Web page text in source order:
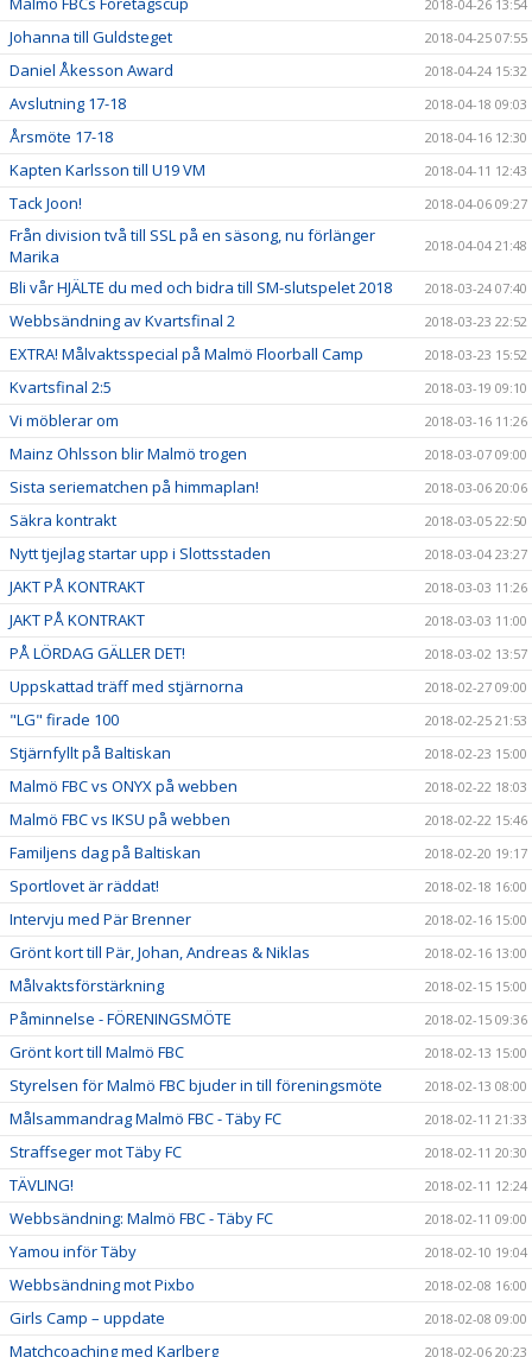
2018-04-26 13:54
Johanna till Guldsteget 2018-04-25 07:55
Daniel Åkesson Award 2018-04-24 15:32
Avslutning 17-18 2018-04-18 09:03
Årsmöte 17-18 2018-04-16 12:30
Kapten Karlsson till U19 VM 2018-04-11 12:43
Tack Joon! 2018-04-06 09:27
Från division två till SSL på en säsong, nu förlänger
Marika
2018-04-04 21:48
Bli vår HJÄLTE du med och bidra till SM-slutspelet 2018 2018-03-24 07:40
Webbsändning av Kvartsfinal 2 2018-03-23 22:52
EXTRA! Målvaktsspecial på Malmö Floorball Camp 2018-03-23 15:52
Kvartsfinal 2:5 2018-03-19 09:10
Vi möblerar om 2018-03-16 11:26
Mainz Ohlsson blir Malmö trogen 2018-03-07 09:00
Sista seriematchen på himmaplan! 2018-03-06 20:06
Säkra kontrakt 2018-03-05 22:50
Nytt tjejlag startar upp i Slottsstaden 2018-03-04 23:27
JAKT PÅ KONTRAKT 2018-03-03 11:26
JAKT PÅ KONTRAKT 2018-03-03 11:00
PÅ LÖRDAG GÄLLER DET! 2018-03-02 13:57
Uppskattad träff med stjärnorna 2018-02-27 09:00
"LG" firade 100 2018-02-25 21:53
Stjärnfyllt på Baltiskan 2018-02-23 15:00
Malmö FBC vs ONYX på webben 2018-02-22 18:03
Malmö FBC vs IKSU på webben 2018-02-22 15:46
Familjens dag på Baltiskan 2018-02-20 19:17
Sportlovet är räddat! 2018-02-18 16:00
Intervju med Pär Brenner 2018-02-16 15:00
Grönt kort till Pär, Johan, Andreas & Niklas 2018-02-16 13:00
Målvaktsförstärkning 2018-02-15 15:00
Påminnelse - FÖRENINGSMÖTE 2018-02-15 09:36
Grönt kort till Malmö FBC 2018-02-13 15:00
Styrelsen för Malmö FBC bjuder in till föreningsmöte 2018-02-13 08:00
Målsammandrag Malmö FBC - Täby FC 2018-02-11 21:33
Straffseger mot Täby FC 2018-02-11 20:30
TÄVLING! 2018-02-11 12:24
Webbsändning: Malmö FBC - Täby FC 2018-02-11 09:00
Yamou inför Täby 2018-02-10 19:04
Webbsändning mot Pixbo 2018-02-08 16:00
Girls Camp – uppdate 2018-02-08 09:00
Matchcoaching med Karlberg 2018-02-06 20:23